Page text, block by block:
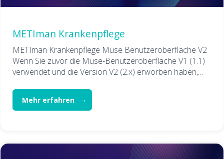
METIman Krankenpflege
METIman Krankenpflege Müse Benutzeroberfläche V2
Wenn Sie zuvor die Müse-Benutzeroberfläche V1 (1.1)
verwendet und die Version V2 (2.x) erworben haben,…
Mehr erfahren